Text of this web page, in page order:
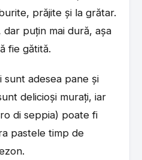
prăjite și la grătar.
puțin mai dură, așa
fie gătită.
sunt adesea pane și
delicioși murați, iar
di seppia) poate fi
pastele timp de